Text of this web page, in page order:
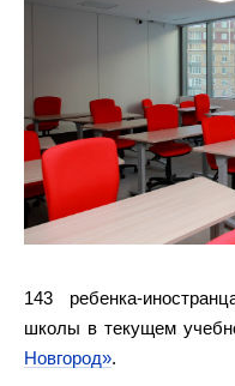
143 ребенка-
школы в текущем
Новгород».